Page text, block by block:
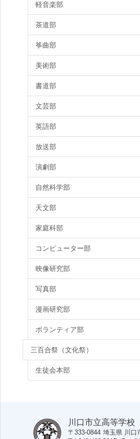
軽音楽部
茶道部
筝曲部
美術部
書道部
文芸部
英語部
放送部
演劇部
自然科学部
天文部
家庭科部
コンピューター部
映像研究部
写真部
漫画研究部
ボランティア部
三百合祭（文化祭）
生徒会本部
川口市立高等学校
〒333-0844 埼玉県 川口